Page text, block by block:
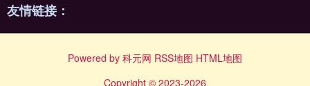
友情链接：
Powered by 科元网 RSS地图 HTML地图
Copyright © 2023-2026